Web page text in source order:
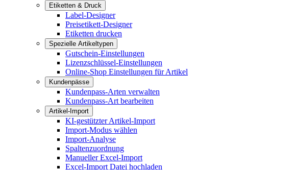
Etiketten & Druck
Label-Designer
Preisetikett-Designer
Etiketten drucken
Spezielle Artikeltypen
Gutschein-Einstellungen
Lizenzschlüssel-Einstellungen
Online-Shop Einstellungen für Artikel
Kundenpässe
Kundenpass-Arten verwalten
Kundenpass-Art bearbeiten
Artikel-Import
KI-gestützter Artikel-Import
Import-Modus wählen
Import-Analyse
Spaltenzuordnung
Manueller Excel-Import
Excel-Import Datei hochladen